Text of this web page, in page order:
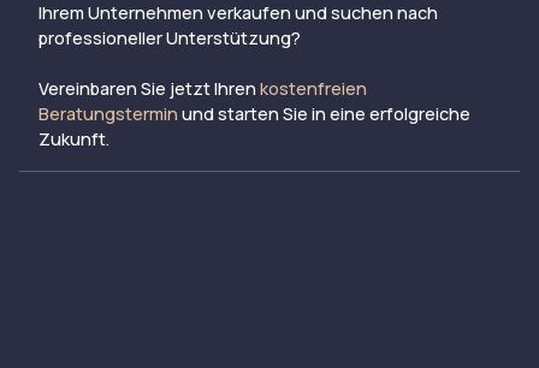
Ihrem Unternehmen verkaufen und suchen nach
professioneller Unterstützung?
Vereinbaren Sie jetzt Ihren kostenfreien
Beratungstermin und starten Sie in eine erfolgreiche
Zukunft.